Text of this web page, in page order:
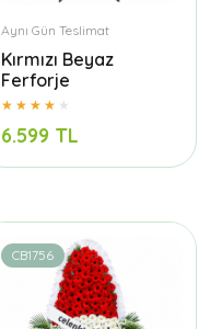
Aynı Gün Teslimat
Kırmızı Beyaz
Ferforje
6.599 TL
CB1756